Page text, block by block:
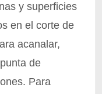
y superficies
en el corte de
acanalar,
de
Para